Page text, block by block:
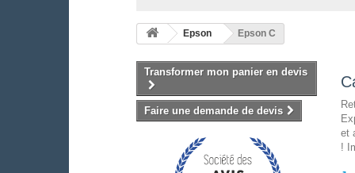
Epson Epson C
Transformer mon panier en devis
Faire une demande de devis
et
!